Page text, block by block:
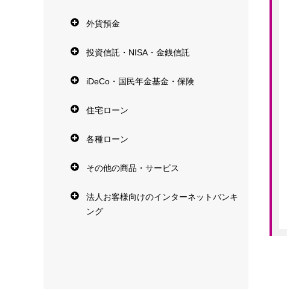
外貨預金
投資信託・NISA・金銭信託
iDeCo・国民年金基金・保険
住宅ローン
各種ローン
その他の商品・サービス
法人お客様向けのインターネットバンキ
ング